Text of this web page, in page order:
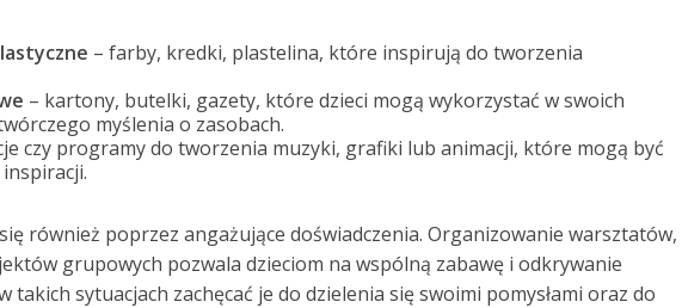
– farby, kredki, plastelina, które inspirują do tworzenia
– kartony, butelki, gazety, które dzieci mogą wykorzystać w swoich
myślenia o zasobach.
czy programy do tworzenia muzyki, grafiki lub animacji, które mogą być
również poprzez angażujące doświadczenia. Organizowanie warsztatów,
grupowych pozwala dzieciom na wspólną zabawę i odkrywanie
takich sytuacjach zachęcać je do dzielenia się swoimi pomysłami oraz do